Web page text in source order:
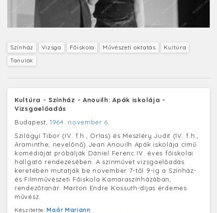
Színház Vizsga Főiskola Művészeti oktatás
Kultúra
Tanulók
Kultúra - Színház - Anouilh: Apák iskolája -
Vizsgaelőadás
Budapest, 1964. november 6.
Szilágyi Tibor (IV. f.h., Orlas) és Meszléry Judit (IV. f.h.,
Araminthe, nevelőnő) Jean Anouilh Apák iskolája című
komédiáját próbálják Dániel Ferenc IV. éves főiskolai
hallgató rendezésében. A színművet vizsgaelőadás
keretében mutatják be november 7-től 9-ig a Színház-
és Filmművészeti Főiskola Kamaraszínházában,
rendezőtanár: Marton Endre Kossuth-díjas érdemes
művész.
Készítette:Maár Mariann